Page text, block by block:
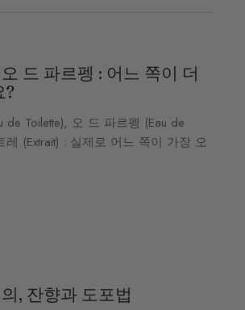
드 파르펭 : 어느 쪽이 더
?
de Toilette), 오 드 파르펭 (Eau de
레 (Extrait) : 실제로 어느 쪽이 가장 오
, 잔향과 도포법